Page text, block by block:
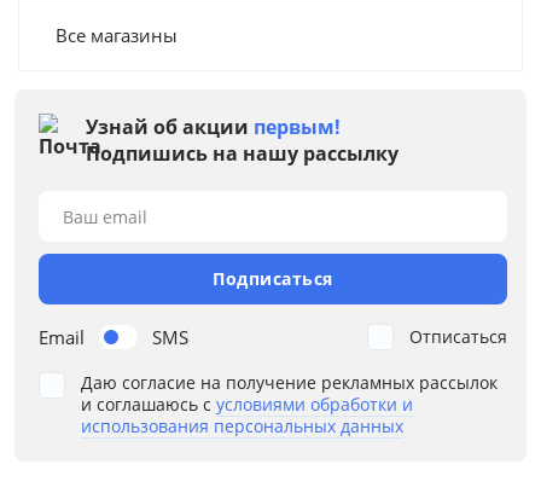
Все магазины
Узнай об акции первым!
Подпишись на нашу рассылку
Email SMS
Ваш email
Подписаться
Даю согласие на получение рекламных рассылок
и соглашаюсь с условиями обработки и
использования персональных данных
Отписаться